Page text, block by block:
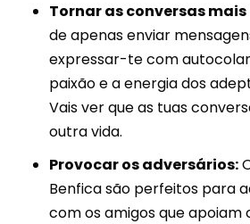
Tornar as conversas
de apenas enviar
expressar-te com
paixão e a energia dos
Vais ver que as tuas
outra vida.
Provocar os adversários:
Benfica são perfeitos para
com os amigos que apoiam